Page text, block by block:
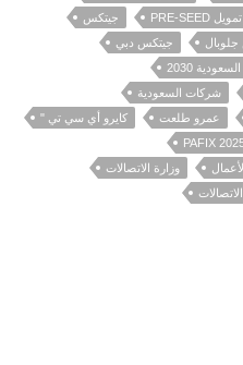
تمويل PRE-SEED
جيتكس
جيتكس دبي
2030
شركات السعودية
عمرو طلعت
كايرو أي سي تي "
وزارة الاتصالات